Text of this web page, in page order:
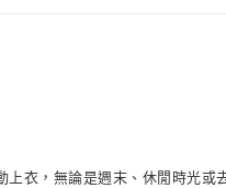
上衣，無論是週末、休閒時光